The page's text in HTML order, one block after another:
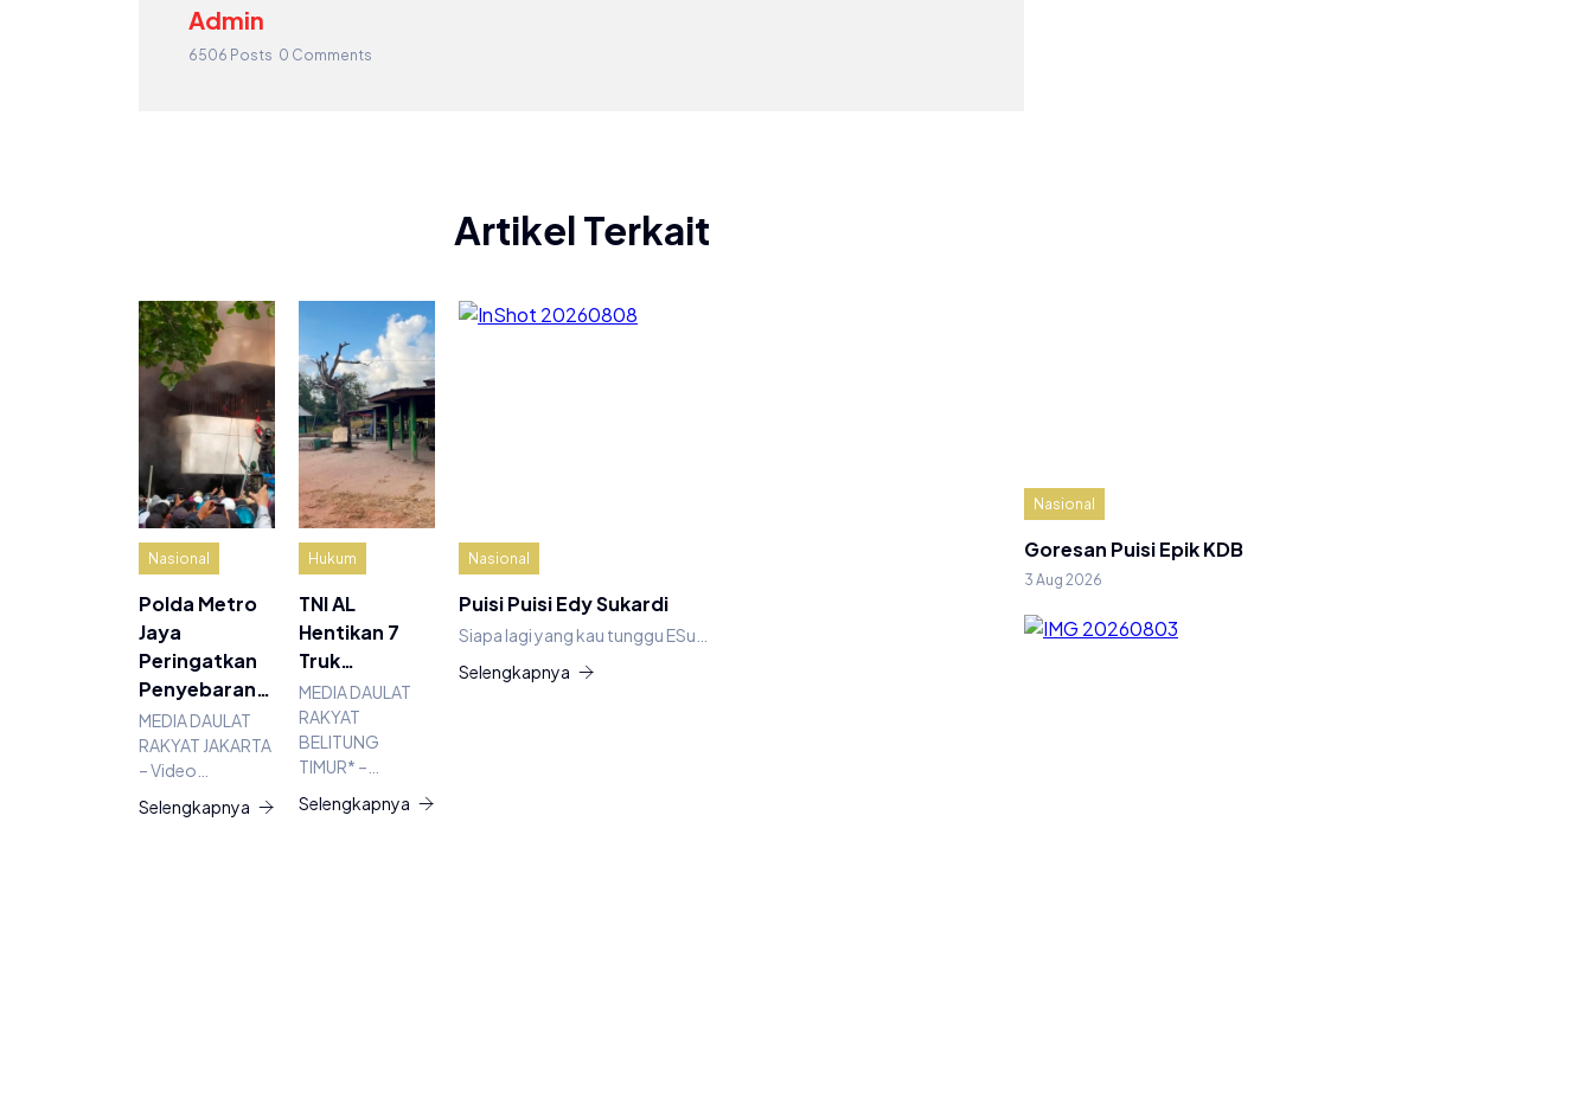
Admin
6506 Posts 0 Comments
Artikel Terkait
Nasional
Polda Metro
Jaya
Peringatkan
Penyebaran…
MEDIA DAULAT
RAKYAT JAKARTA
– Video…
Selengkapnya
Hukum
TNI AL
Hentikan 7
Truk…
MEDIA DAULAT
RAKYAT
BELITUNG
TIMUR* –…
Selengkapnya
Nasional
Puisi Puisi Edy Sukardi
Siapa lagi yang kau tunggu ESu…
Selengkapnya
Nasional
Goresan Puisi Epik KDB
3 Aug 2026